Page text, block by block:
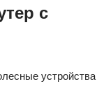
с
устройства